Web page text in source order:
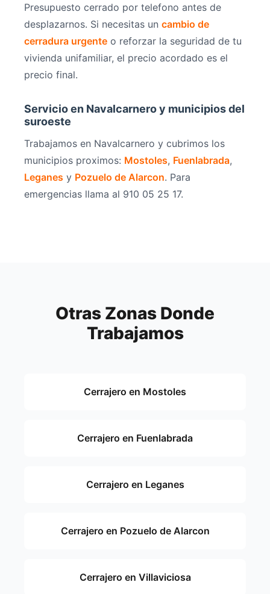
Presupuesto cerrado por telefono antes de
desplazarnos. Si necesitas un cambio de
cerradura urgente o reforzar la seguridad de tu
vivienda unifamiliar, el precio acordado es el
precio final.
Servicio en Navalcarnero y municipios del
suroeste
Trabajamos en Navalcarnero y cubrimos los
municipios proximos: Mostoles, Fuenlabrada,
Leganes y Pozuelo de Alarcon. Para
emergencias llama al 910 05 25 17.
Otras Zonas Donde
Trabajamos
Cerrajero en Mostoles
Cerrajero en Fuenlabrada
Cerrajero en Leganes
Cerrajero en Pozuelo de Alarcon
Cerrajero en Villaviciosa